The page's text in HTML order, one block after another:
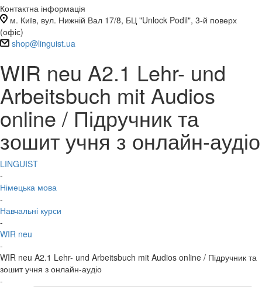
Контактна інформація
м. Київ, вул. Нижній Вал 17/8, БЦ "Unlock Podil", 3-й поверх
(офіс)
shop@linguist.ua
WIR neu A2.1 Lehr- und
Arbeitsbuch mit Audios
online / Підручник та
зошит учня з онлайн-аудіо
LINGUIST
-
Німецька мова
-
Навчальні курси
-
WIR neu
-
WIR neu A2.1 Lehr- und Arbeitsbuch mit Audios online / Підручник та
зошит учня з онлайн-аудіо
-